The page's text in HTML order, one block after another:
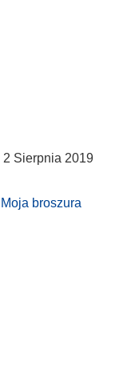
2 Sierpnia 2019
Moja broszura